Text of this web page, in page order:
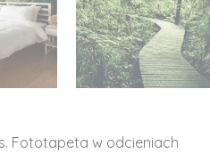
Fototapeta w odcieniach